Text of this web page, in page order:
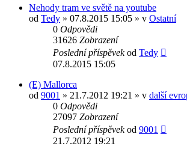
Nehody tram ve světě na youtube
od Tedy » 07.8.2015 15:05 » v Ostatní
0 Odpovědi
31626 Zobrazení
Poslední příspěvekod Tedy
07.8.2015 15:05
(E) Mallorca
od 9001 » 21.7.2012 19:21 » v další
0 Odpovědi
27097 Zobrazení
Poslední příspěvekod 9001
21.7.2012 19:21